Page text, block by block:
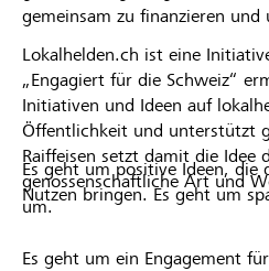
gemeinsam zu finanzieren und
Lokalhelden.ch ist eine
„Engagiert für die Schweiz“
Initiativen und Ideen auf
Öffentlichkeit und unterstützt
Raiffeisen setzt damit die Idee
genossenschaftliche Art und
um.
Es geht um positive Ideen, die
Nutzen bringen. Es geht um
Es geht um ein Engagement